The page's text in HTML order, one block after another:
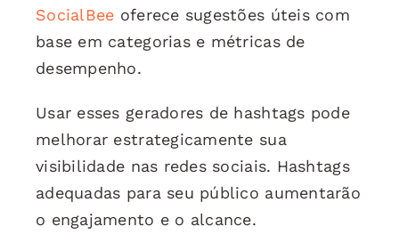
SocialBee oferece sugestões úteis com
base em categorias e métricas de
desempenho.
Usar esses geradores de hashtags pode
melhorar estrategicamente sua
visibilidade nas redes sociais. Hashtags
adequadas para seu público aumentarão
o engajamento e o alcance.